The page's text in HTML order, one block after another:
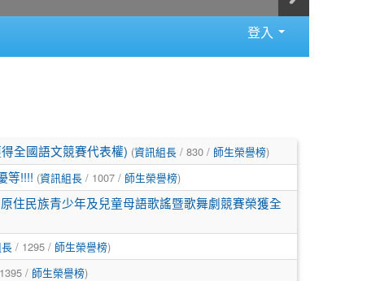
登入
全國語文競賽代表權) (資訊組長/ 830 / 師生榮譽榜)
等!!!! (資訊組長/ 1007 / 師生榮譽榜)
住民族青少年及兒童母語歌謠暨歌舞劇競賽榮獲全
/ 1295 / 師生榮譽榜)
/ 師生榮譽榜)